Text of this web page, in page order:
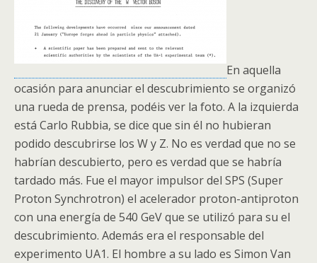
En aquella
ocasión para anunciar el descubrimiento se organizó
una rueda de prensa, podéis ver la foto. A la izquierda
está Carlo Rubbia, se dice que sin él no hubieran
podido descubrirse los W y Z. No es verdad que no se
habrían descubierto, pero es verdad que se habría
tardado más. Fue el mayor impulsor del SPS (Super
Proton Synchrotron) el acelerador proton-antiproton
con una energía de 540 GeV que se utilizó para su el
descubrimiento. Además era el responsable del
experimento UA1. El hombre a su lado es Simon Van